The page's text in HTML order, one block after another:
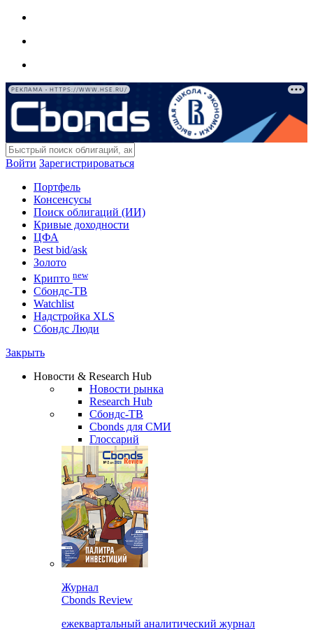
РЕКЛАМА • HTTPS://WWW.HSE.RU/
Войти Зарегистрироваться
Портфель
Консенсусы
Поиск облигаций (ИИ)
Кривые доходности
ЦФА
Best bid/ask
Золото
Крипто new
Сбондс-ТВ
Watchlist
Надстройка XLS
Сбондс Люди
Закрыть
Новости & Research Hub
Новости рынка
Research Hub
Сбондс-ТВ
Cbonds для СМИ
Глоссарий
Журнал
Cbonds Review
ежеквартальный аналитический журнал